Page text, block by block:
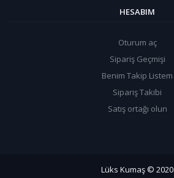
HESABIM
Oturum aç
Sipariş Geçmişi
Benim Takip Listem
Sipariş Takibi
Satış ortağı olun
Lüks Kumaş © 2020